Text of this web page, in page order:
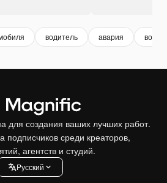
водитель авария
для создания ваших лучших работ.
подписчиков среди креаторов,
агентств и студий.
Pусский